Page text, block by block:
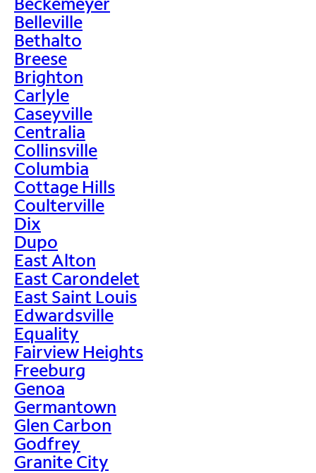
Belleville
Bethalto
Breese
Brighton
Carlyle
Caseyville
Centralia
Collinsville
Columbia
Cottage Hills
Coulterville
Dix
Dupo
East Alton
East Carondelet
East Saint Louis
Edwardsville
Equality
Fairview Heights
Freeburg
Genoa
Germantown
Glen Carbon
Godfrey
Granite City